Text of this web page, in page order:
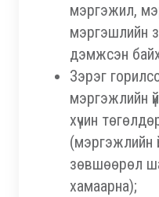
мэргэжил,
мэргэшлийн
дэмжсэн
Зэрэг
мэргэжлийн
хүчин
(мэргэжлийн
зөвшөөрөл
хамаарна);